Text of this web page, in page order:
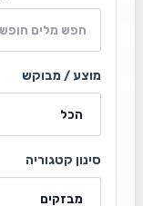
מוצע / מבוקש
סינון קטגוריה